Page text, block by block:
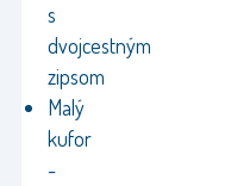
s
dvojcestným
zipsom
Malý
kufor
-